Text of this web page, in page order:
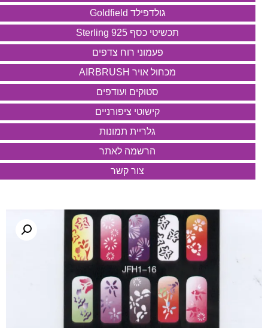
גולדפילד Goldfield
תכשיטי כסף 925 Sterling
פעמוני רוח צדפים
מכחול אויר AIRBRUSH
סטוקים ועודפים
קישוטי ציפורניים
גלריית תמונות
הרשמה לאתר
צור קשר